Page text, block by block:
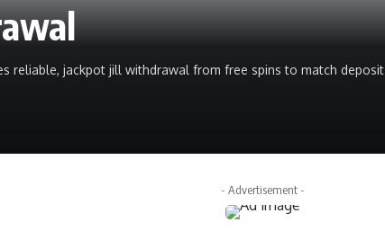
reliable, jackpot jill withdrawal from free spins to match deposit
- Advertisement -